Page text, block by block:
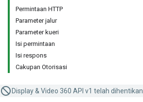
Permintaan HTTP
Parameter jalur
Parameter kueri
Isi permintaan
Isi respons
Cakupan Otorisasi
Display & Video 360 API v1 telah dihentikan.